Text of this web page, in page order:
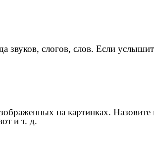
звуков, слогов, слов. Если
на картинках.
и т. д.